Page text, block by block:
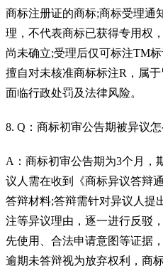
商标注册证的商标;商标受理通
理，不代表商标已获得专用权
尚未确立;受理后仅可标注TM
擅自对未核准商标标注R，属
面临行政处罚及法律风险。
8. Q：商标初审公告期被异议
A：商标初审公告期为3个月，
议人需在收到《商标异议答辩
答辩材料;答辩需针对异议人提
注等异议理由，逐一进行反驳
先使用、合法申请意图等证据
逾期未答辩视为放弃权利，商